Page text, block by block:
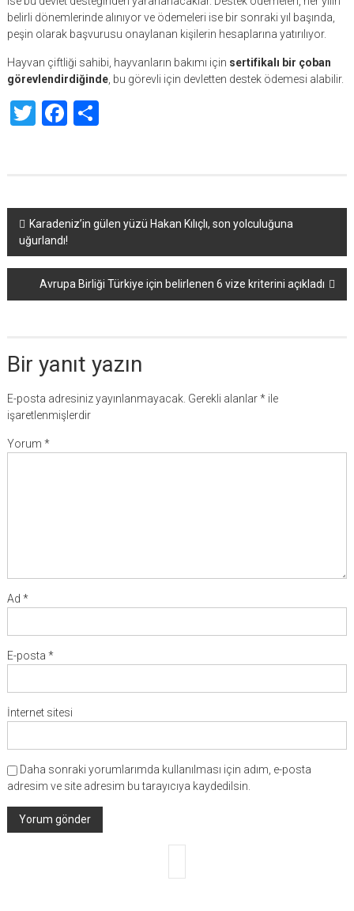
belirli dönemlerinde alınıyor ve ödemeleri ise bir sonraki yıl başında,
peşin olarak başvurusu onaylanan kişilerin hesaplarına yatırılıyor.
Hayvan çiftliği sahibi, hayvanların bakımı için sertifikalı bir çoban
görevlendirdiğinde, bu görevli için devletten destek ödemesi alabilir.
TwitterFacebook
Share
Yazı
dolaşımı
Karadeniz’in gülen yüzü Hakan Kılıçlı, son yolculuğuna
uğurlandı!
Avrupa Birliği Türkiye için belirlenen 6 vize kriterini açıkladı
Bir yanıt yazın
E-posta adresiniz yayınlanmayacak. Gerekli alanlar*ile
işaretlenmişlerdir
Yorum *
Ad *
E-posta *
İnternet sitesi
Daha sonraki yorumlarımda kullanılması için adım, e-posta
adresim ve site adresim bu tarayıcıya kaydedilsin.